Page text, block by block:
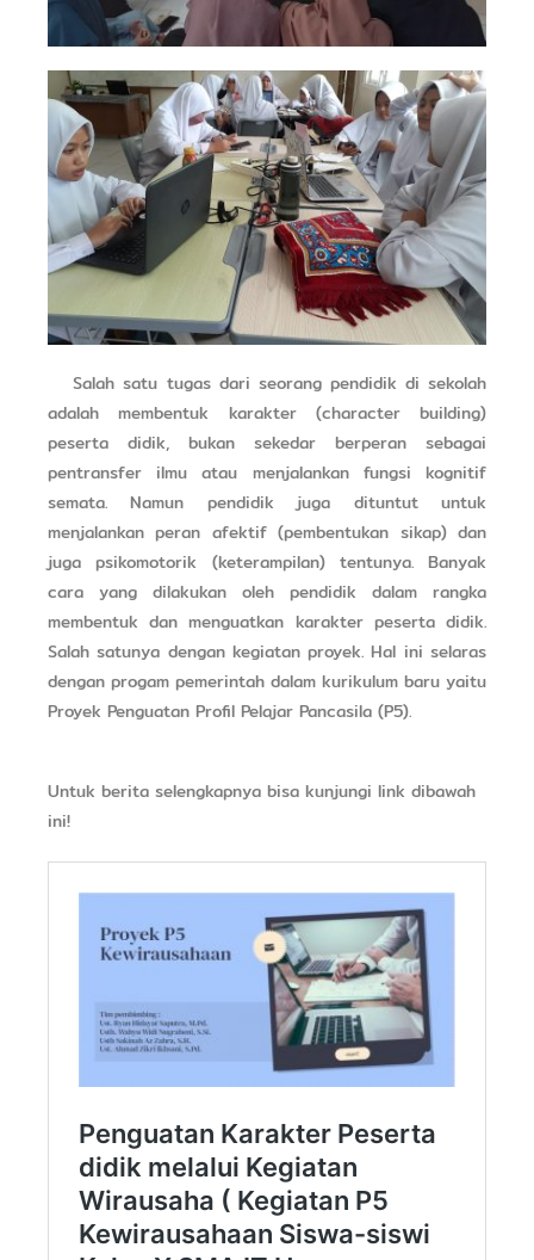
Salah satu tugas dari seorang pendidik di sekolah
adalah membentuk karakter (character building)
peserta didik, bukan sekedar berperan sebagai
pentransfer ilmu atau menjalankan fungsi kognitif
semata. Namun pendidik juga dituntut untuk
menjalankan peran afektif (pembentukan sikap) dan
juga psikomotorik (keterampilan) tentunya. Banyak
cara yang dilakukan oleh pendidik dalam rangka
membentuk dan menguatkan karakter peserta didik.
Salah satunya dengan kegiatan proyek. Hal ini selaras
dengan progam pemerintah dalam kurikulum baru yaitu
Proyek Penguatan Profil Pelajar Pancasila (P5).
Untuk berita selengkapnya bisa kunjungi link dibawah
ini!